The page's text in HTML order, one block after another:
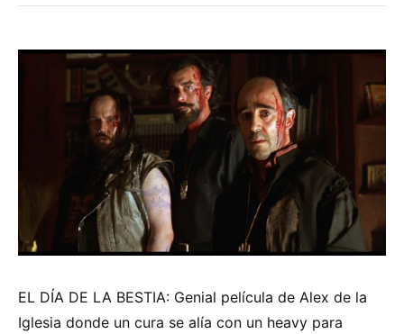
EL DÍA DE LA BESTIA: Genial película de Alex de la
Iglesia donde un cura se alía con un heavy para